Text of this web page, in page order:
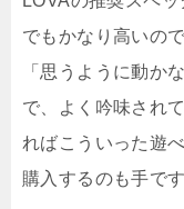
でもかなり高いの
「思うように動か
で、よく吟味され
ればこういった遊
購入するのも手です